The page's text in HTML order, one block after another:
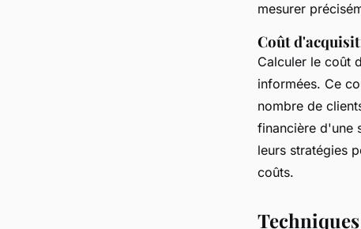
mesurer
Coût
Calculer le coût
informées. Ce
nombre de
financière d'une
leurs stratégies
coûts.